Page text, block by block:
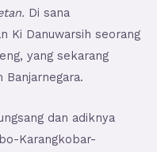
Di sana
Ki Danuwarsih seorang
yang sekarang
dan adiknya
Karangkobar-